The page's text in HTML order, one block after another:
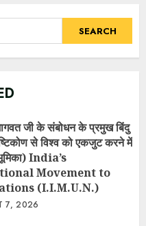
जी के संबोधन के प्रमुख बिंदु
से विश्व को एकजुट करने में
India’s
Movement to
(I.I.M.U.N.)
7, 2026